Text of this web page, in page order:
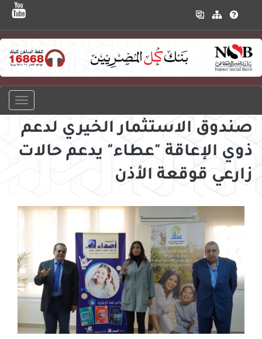
صندوق الاستثمار الخيري لدعم
ذوي الإعاقة "عطاء" يدعم حالات
زارعي قوقعة الأذن